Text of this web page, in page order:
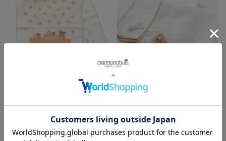
オーガニックコットン 沐浴ガー
1,045
アモローサマンマ
オーガニックコットン ベビー
【手編みモチーフ】ガーゼハン